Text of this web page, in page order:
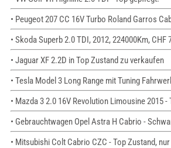
• Peugeot 207 CC 16V Turbo Roland Garros
• Skoda Superb 2.0 TDI, 2012, 224000Km, CHF
• Jaguar XF 2.2D in Top Zustand zu verkaufen
• Tesla Model 3 Long Range mit Tuning
• Mazda 3 2.0 16V Revolution Limousine 2015 -
• Gebrauchtwagen Opel Astra H Cabrio -
• Mitsubishi Colt Cabrio CZC - Top Zustand,